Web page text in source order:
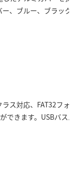
、ブルー、ブラック
ス対応、FAT32フォ
できます。USBバス